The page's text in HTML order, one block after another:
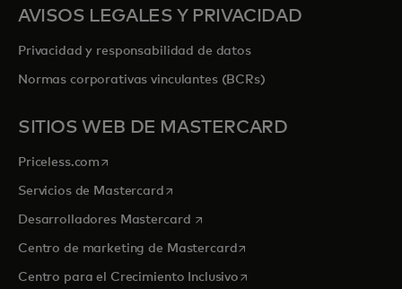
AVISOS LEGALES Y PRIVACIDAD
Privacidad y responsabilidad de datos
Normas corporativas vinculantes (BCRs)
SITIOS WEB DE MASTERCARD
Priceless.com se abre en una pestaña nueva
Servicios de Mastercardse abre en una pestaña nueva
Desarrolladores Mastercard se abre en una pestaña nueva
Centro de marketing de Mastercardse abre en una pestaña
Centro para el Crecimiento Inclusivose abre en una pestaña